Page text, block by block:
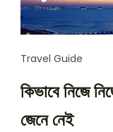
Travel Guide
কিভাবে নিজে
জেনে নেই